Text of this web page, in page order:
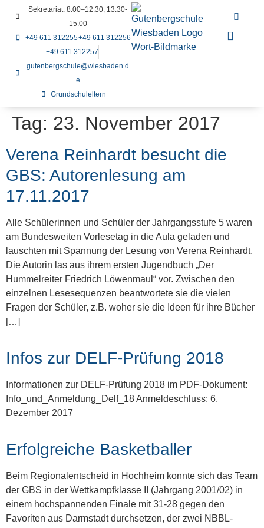
Sekretariat: 8:00–12:30, 13:30-
15:00
+49 611 312255+49 611 312256
+49 611 312257
gutenbergschule@wiesbaden.d
e
Grundschuleltern
Tag: 23. November 2017
Verena Reinhardt besucht die
GBS: Autorenlesung am
17.11.2017
Alle Schülerinnen und Schüler der Jahrgangsstufe 5 waren
am Bundesweiten Vorlesetag in die Aula geladen und
lauschten mit Spannung der Lesung von Verena Reinhardt.
Die Autorin las aus ihrem ersten Jugendbuch „Der
Hummelreiter Friedrich Löwenmaul“ vor. Zwischen den
einzelnen Lesesequenzen beantwortete sie die vielen
Fragen der Schüler, z.B. woher sie die Ideen für ihre Bücher
[…]
Infos zur DELF-Prüfung 2018
Informationen zur DELF-Prüfung 2018 im PDF-Dokument:
Info_und_Anmeldung_Delf_18 Anmeldeschluss: 6.
Dezember 2017
Erfolgreiche Basketballer
Beim Regionalentscheid in Hochheim konnte sich das Team
der GBS in der Wettkampfklasse II (Jahrgang 2001/02) in
einem hochspannenden Finale mit 31-28 gegen den
Favoriten aus Darmstadt durchsetzen, der zwei NBBL-